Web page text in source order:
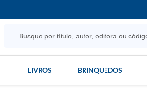
LIVROS BRINQUEDOS